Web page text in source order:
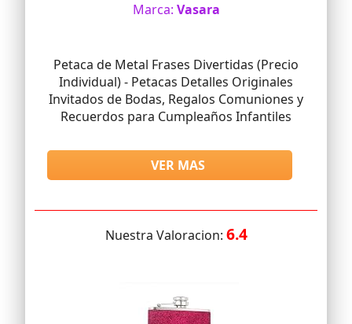
Marca: Vasara
Petaca de Metal Frases Divertidas (Precio
Individual) - Petacas Detalles Originales
Invitados de Bodas, Regalos Comuniones y
Recuerdos para Cumpleaños Infantiles
VER MAS
Nuestra Valoracion: 6.4